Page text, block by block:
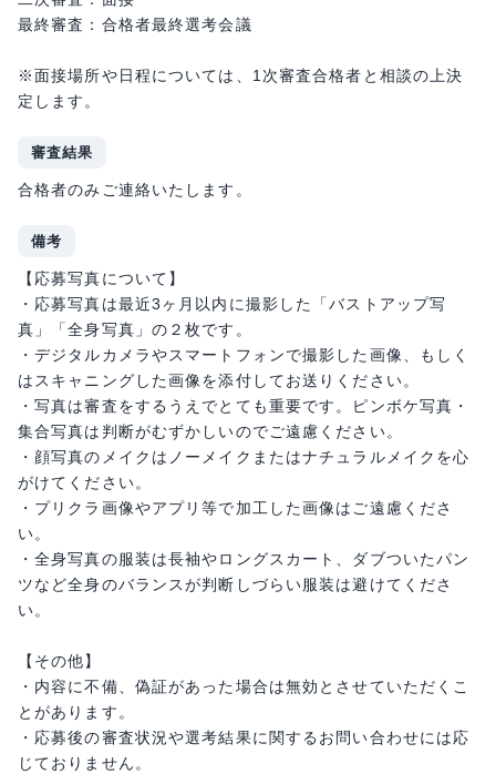
最終審査：合格者最終選考会議
※面接場所や日程については、1次審査合格者と相談の上決
定します。
審査結果
合格者のみご連絡いたします。
備考
【応募写真について】
・応募写真は最近3ヶ月以内に撮影した「バストアップ写
真」「全身写真」の２枚です。
・デジタルカメラやスマートフォンで撮影した画像、もしく
はスキャニングした画像を添付してお送りください。
・写真は審査をするうえでとても重要です。ピンボケ写真・
集合写真は判断がむずかしいのでご遠慮ください。
・顔写真のメイクはノーメイクまたはナチュラルメイクを心
がけてください。
・プリクラ画像やアプリ等で加工した画像はご遠慮くださ
い。
・全身写真の服装は長袖やロングスカート、ダブついたパン
ツなど全身のバランスが判断しづらい服装は避けてくださ
い。
【その他】
・内容に不備、偽証があった場合は無効とさせていただくこ
とがあります。
・応募後の審査状況や選考結果に関するお問い合わせには応
じておりません。